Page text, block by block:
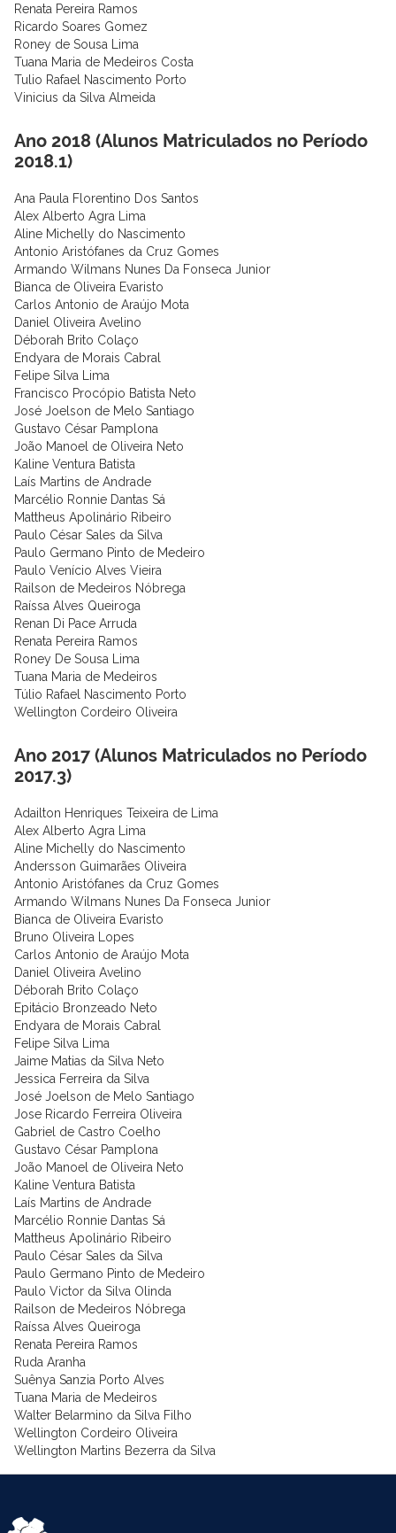
Renata Pereira Ramos
Ricardo Soares Gomez
Roney de Sousa Lima
Tuana Maria de Medeiros Costa
Tulio Rafael Nascimento Porto
Vinicius da Silva Almeida
Ano 2018 (Alunos Matriculados no Período
2018.1)
Ana Paula Florentino Dos Santos
Alex Alberto Agra Lima
Aline Michelly do Nascimento
Antonio Aristófanes da Cruz Gomes
Armando Wilmans Nunes Da Fonseca Junior
Bianca de Oliveira Evaristo
Carlos Antonio de Araújo Mota
Daniel Oliveira Avelino
Déborah Brito Colaço
Endyara de Morais Cabral
Felipe Silva Lima
Francisco Procópio Batista Neto
José Joelson de Melo Santiago
Gustavo César Pamplona
João Manoel de Oliveira Neto
Kaline Ventura Batista
Laís Martins de Andrade
Marcélio Ronnie Dantas Sá
Mattheus Apolinário Ribeiro
Paulo César Sales da Silva
Paulo Germano Pinto de Medeiro
Paulo Venício Alves Vieira
Railson de Medeiros Nóbrega
Raíssa Alves Queiroga
Renan Di Pace Arruda
Renata Pereira Ramos
Roney De Sousa Lima
Tuana Maria de Medeiros
Túlio Rafael Nascimento Porto
Wellington Cordeiro Oliveira
Ano 2017 (Alunos Matriculados no Período
2017.3)
Adailton Henriques Teixeira de Lima
Alex Alberto Agra Lima
Aline Michelly do Nascimento
Andersson Guimarães Oliveira
Antonio Aristófanes da Cruz Gomes
Armando Wilmans Nunes Da Fonseca Junior
Bianca de Oliveira Evaristo
Bruno Oliveira Lopes
Carlos Antonio de Araújo Mota
Daniel Oliveira Avelino
Déborah Brito Colaço
Epitácio Bronzeado Neto
Endyara de Morais Cabral
Felipe Silva Lima
Jaime Matias da Silva Neto
Jessica Ferreira da Silva
José Joelson de Melo Santiago
Jose Ricardo Ferreira Oliveira
Gabriel de Castro Coelho
Gustavo César Pamplona
João Manoel de Oliveira Neto
Kaline Ventura Batista
Laís Martins de Andrade
Marcélio Ronnie Dantas Sá
Mattheus Apolinário Ribeiro
Paulo César Sales da Silva
Paulo Germano Pinto de Medeiro
Paulo Victor da Silva Olinda
Railson de Medeiros Nóbrega
Raíssa Alves Queiroga
Renata Pereira Ramos
Ruda Aranha
Suênya Sanzia Porto Alves
Tuana Maria de Medeiros
Walter Belarmino da Silva Filho
Wellington Cordeiro Oliveira
Wellington Martins Bezerra da Silva